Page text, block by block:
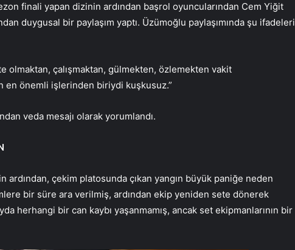
finali yapan dizinin ardından başrol oyuncularından Cem Yiğit
duygusal bir paylaşım yaptı. Üzümoğlu paylaşımında şu ifadeleri
olmaktan, çalışmaktan, gülmekten, özlemekten vakit
en önemli işlerinden biriydi kuşkusuz.”
veda mesajı olarak yorumlandı.
çekim platosunda çıkan yangın büyük paniğe neden
bir süre ara verilmiş, ardından ekip yeniden sete dönerek
herhangi bir can kaybı yaşanmamış, ancak set ekipmanlarının bir